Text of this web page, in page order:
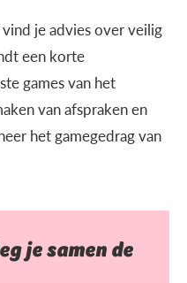
je advies over veilig
een korte
games van het
van afspraken en
het gamegedrag van
je samen de